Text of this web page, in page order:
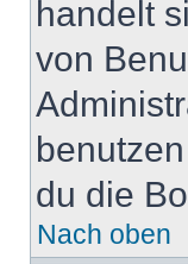
handelt
von
du die
Nach oben